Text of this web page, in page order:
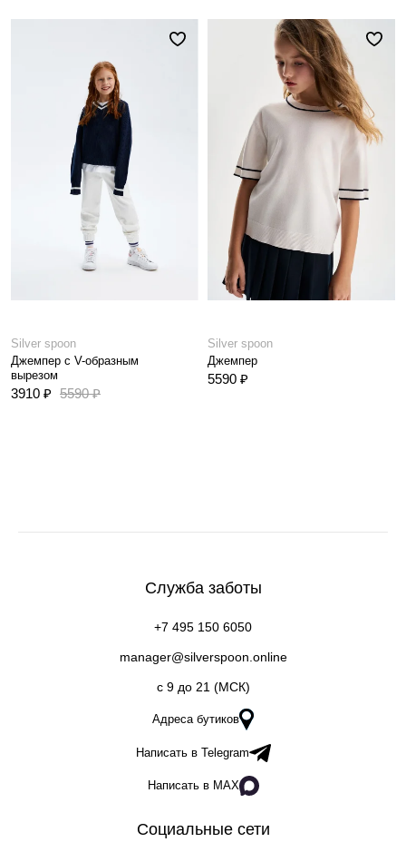
Silver spoon
Джемпер с V-образным
вырезом
3910 ₽ 5590 ₽
Silver spoon
Джемпер
5590 ₽
Служба заботы
+7 495 150 6050
manager@silverspoon.online
c 9 до 21 (МСК)
Адреса бутиков
Написать в Telegram
Написать в MAX
Социальные сети